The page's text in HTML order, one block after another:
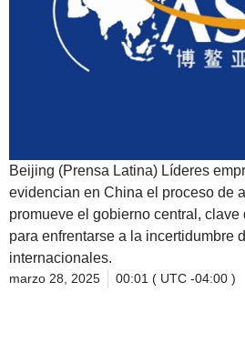
Beijing (Prensa Latina) Líderes
evidencian en China el proceso de
promueve el gobierno central,
para enfrentarse a la incertidumbre
internacionales.
marzo 28, 2025 00:01 ( UTC -04:00 )